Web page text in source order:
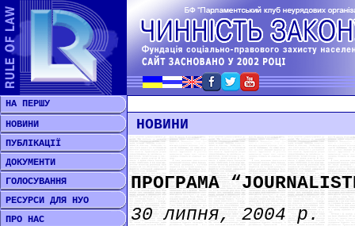
НА ПЕРШУ
НОВИНИ
ПУБЛІКАЦІЇ
ДОКУМЕНТИ
ГОЛОСУВАННЯ
РЕСУРСИ ДЛЯ НУО
ПРО НАС
НОВИНИ
ПРОГРАМА
30 липня, 2004 р.